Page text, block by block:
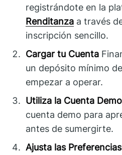
registrándote en la
Renditanza a través
inscripción sencillo.
Cargar tu Cuenta
un depósito mínimo
empezar a operar.
Utiliza la Cuenta Demo
cuenta demo para
antes de sumergirte.
Ajusta las